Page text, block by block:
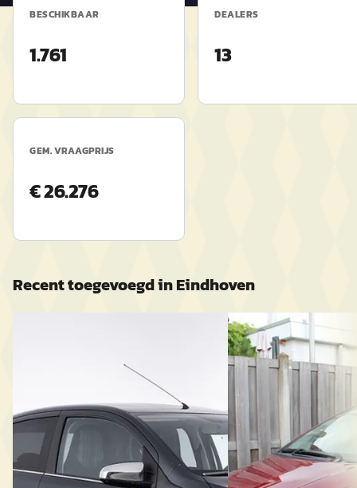
BESCHIKBAAR
1.761
DEALERS
13
GEM. VRAAGPRIJS
€ 26.276
Recent toegevoegd inEindhoven
1.0 e-VTi Allure 5-drs
€ 10.900
v.a. € 231/mnd
Boven markt
B
Toyota Yaris·2017
1.0 VVT-i Des. Red
€ 10.750
v.a. € 228/mnd
Scherp geprijsd